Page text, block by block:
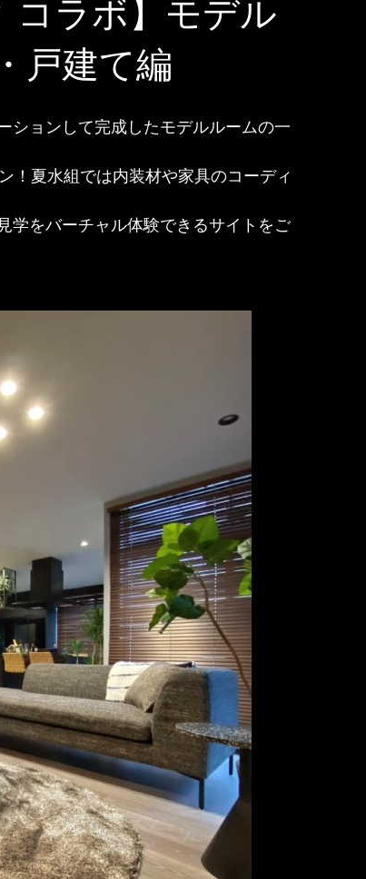
コラボ】モデル
戸建て編
ションして完成したモデルルームの一
！夏水組では内装材や家具のコーディ
学をバーチャル体験できるサイトをご